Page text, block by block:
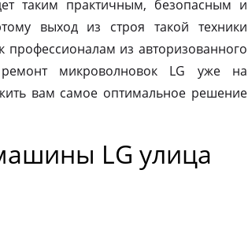
таким практичным, безопасным и
выход из строя такой техники
профессионалам из авторизованного
микроволновок LG уже на
вам самое оптимальное решение
LG улица